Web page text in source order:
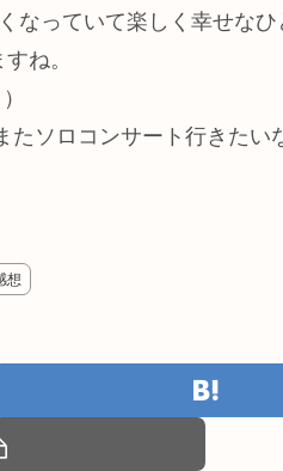
なっていて楽しく幸せなひ
ね。
ソロコンサート行きたい
想